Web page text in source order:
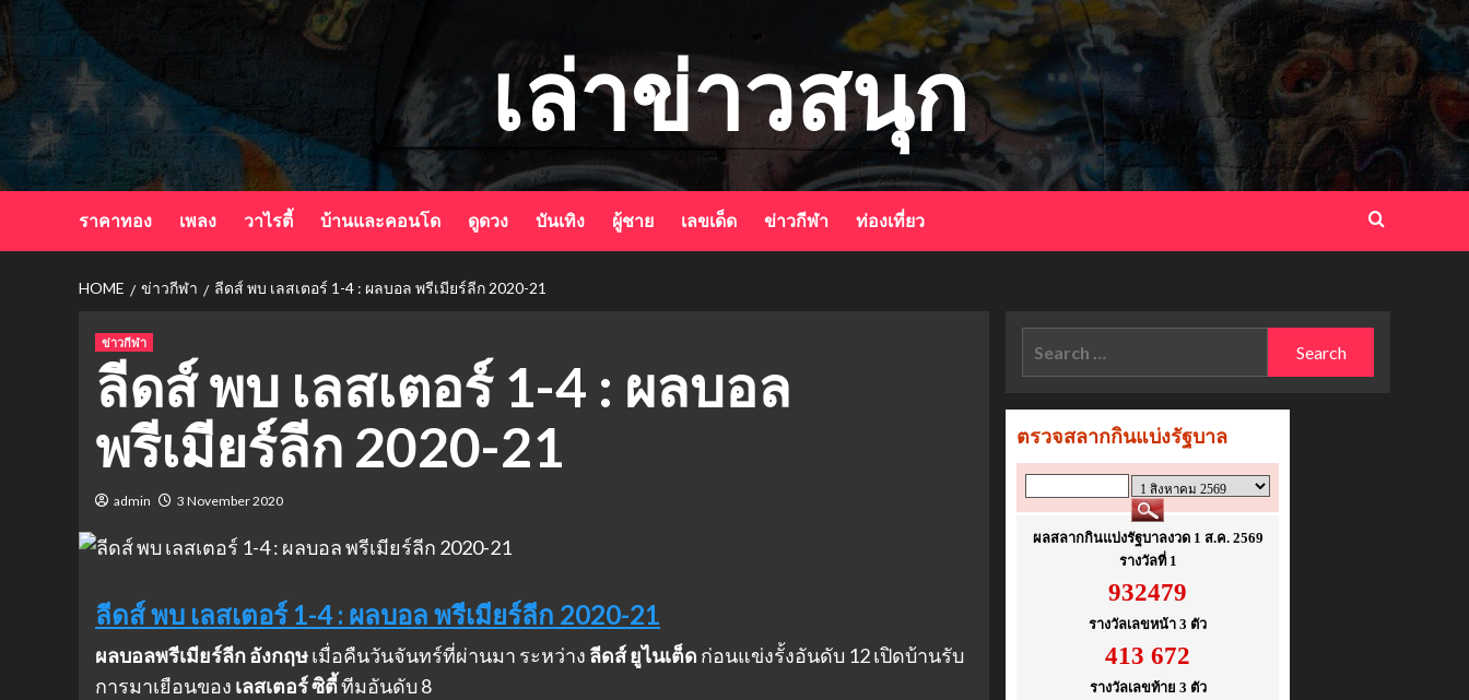
Skip
content
เล่าข่าวสนุก
ราคาทอง เพลง วาไรตี้ บ้านและคอนโด ดูดวง บันเทิง ผู้ชาย เลขเด็ด ข่าวกีฬา ท่องเที่ยว
HOME ข่าวกีฬา ลีดส์ พบ เลสเตอร์ 1-4 : ผลบอล พรีเมียร์ลีก 2020-21
ข่าวกีฬา
ลีดส์ พบ เลสเตอร์ 1-4 : ผลบอล
พรีเมียร์ลีก 2020-21
admin 3 November 2020
ลีดส์ พบ เลสเตอร์ 1-4 : ผลบอล พรีเมียร์ลีก 2020-21
ผลบอลพรีเมียร์ลีก อังกฤษเมื่อคืนวันจันทร์ที่ผ่านมา ระหว่าง ลีดส์ ยูไนเต็ด ก่อนแข่งรั้งอันดับ 12 เปิดบ้านรับ
การมาเยือนของ เลสเตอร์ ซิตี้ทีมอันดับ 8